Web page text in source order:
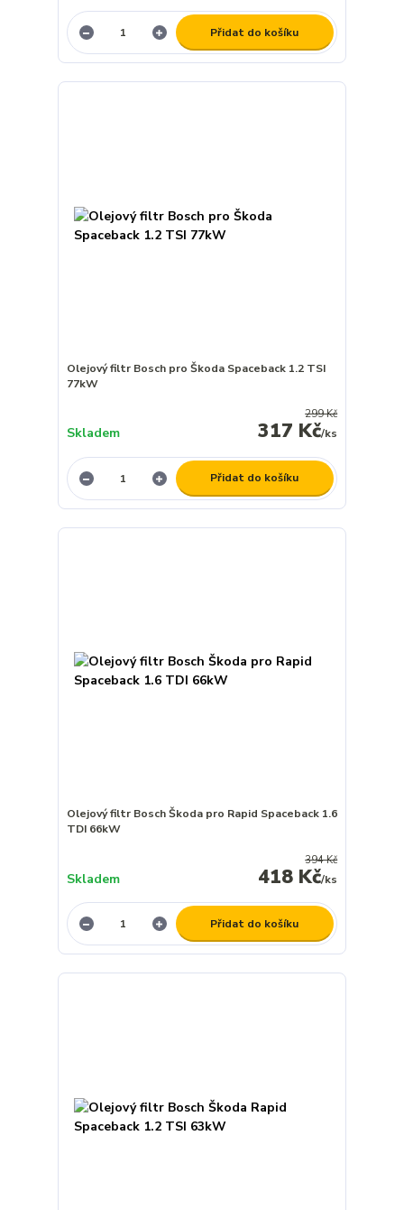
Přidat do košíku
Olejový filtr Bosch pro Škoda Spaceback 1.2 TSI
77kW
299 Kč
317 Kč/ks
Skladem
Přidat do košíku
Olejový filtr Bosch Škoda pro Rapid Spaceback 1.6
TDI 66kW
394 Kč
418 Kč/ks
Skladem
Přidat do košíku